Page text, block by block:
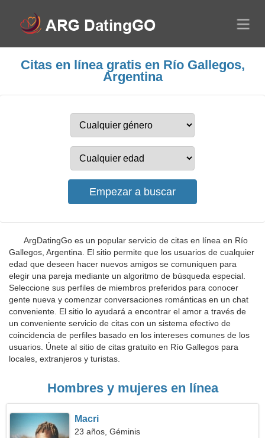
Citas en línea gratis en Río Gallegos,
Argentina
ArgDatingGo es un popular servicio de citas en línea en Río
Gallegos, Argentina. El sitio permite que los usuarios de cualquier
edad que deseen hacer nuevos amigos se comuniquen para
elegir una pareja mediante un algoritmo de búsqueda especial.
Seleccione sus perfiles de miembros preferidos para conocer
gente nueva y comenzar conversaciones románticas en un chat
conveniente. El sitio lo ayudará a encontrar el amor a través de
un conveniente servicio de citas con un sistema efectivo de
coincidencia de perfiles basado en los intereses comunes de los
usuarios. Únete al sitio de citas gratuito en Río Gallegos para
locales, extranjeros y turistas.
Hombres y mujeres en línea
Macri
23 años, Géminis